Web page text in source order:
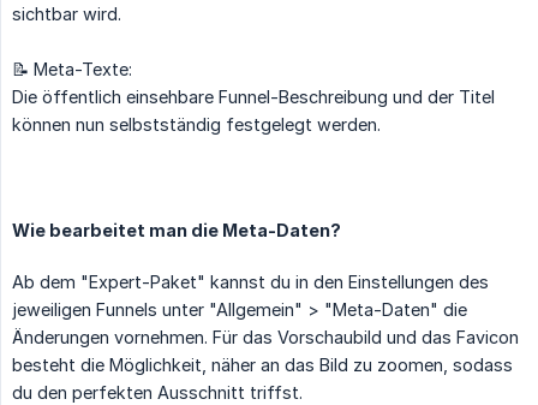
sichtbar wird.
📝 Meta-Texte:
Die öffentlich einsehbare Funnel-Beschreibung und der Titel
können nun selbstständig festgelegt werden.
Wie bearbeitet man die Meta-Daten?
Ab dem "Expert-Paket" kannst du in den Einstellungen des
jeweiligen Funnels unter "Allgemein" > "Meta-Daten" die
Änderungen vornehmen. Für das Vorschaubild und das Favicon
besteht die Möglichkeit, näher an das Bild zu zoomen, sodass
du den perfekten Ausschnitt triffst.